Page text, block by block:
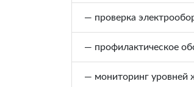
— проверка
— профилактическое
— мониторинг уровней